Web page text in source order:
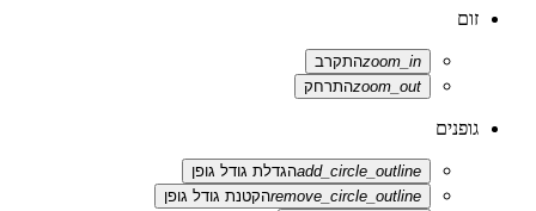
זום
zoom_inהתקרב
zoom_outהתרחק
גופנים
add_circle_outlineהגדלת גודל גופן
remove_circle_outlineהקטנת גודל גופן